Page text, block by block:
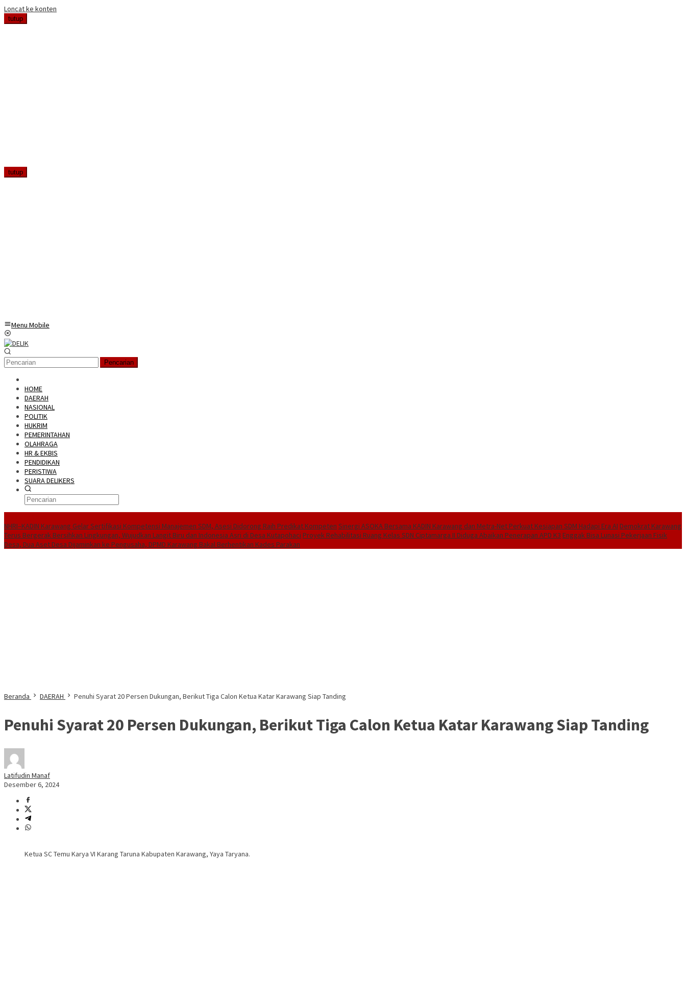
Loncat ke konten
tutup
tutup
Menu Mobile
Pencarian
HOME
DAERAH
NASIONAL
POLITIK
HUKRIM
PEMERINTAHAN
OLAHRAGA
HR & EKBIS
PENDIDIKAN
PERISTIWA
SUARA DELIKERS
NHRI–KADIN Karawang Gelar Sertifikasi Kompetensi Manajemen SDM, Asesi Didorong Raih Predikat Kompeten Sinergi ASOKA Bersama KADIN Karawang dan Metra-Net Perkuat Kesiapan SDM Hadapi Era AI Demokrat Karawang
Terus Bergerak Bersihkan Lingkungan, Wujudkan Langit Biru dan Indonesia Asri di Desa Kutapohaci Proyek Rehabilitasi Ruang Kelas SDN Ciptamarga II Diduga Abaikan Penerapan APD K3 Enggak Bisa Lunasi Pekerjaan Fisik
Desa, Dua Aset Desa Dijaminkan ke Pengusaha, DPMD Karawang Bakal Berhentikan Kades Parakan
Beranda DAERAH Penuhi Syarat 20 Persen Dukungan, Berikut Tiga Calon Ketua Katar Karawang Siap Tanding
Penuhi Syarat 20 Persen Dukungan, Berikut Tiga Calon Ketua Katar Karawang Siap Tanding
Latifudin Manaf
Desember 6, 2024
Ketua SC Temu Karya VI Karang Taruna Kabupaten Karawang, Yaya Taryana.